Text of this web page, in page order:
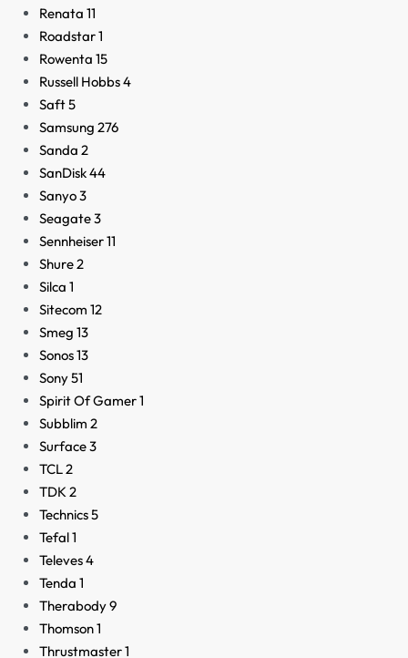
Renata 11
Roadstar1
Rowenta 15
Russell Hobbs4
Saft5
Samsung 276
Sanda 2
SanDisk44
Sanyo3
Seagate3
Sennheiser11
Shure2
Silca 1
Sitecom 12
Smeg 13
Sonos13
Sony51
Spirit Of Gamer1
Subblim 2
Surface3
TCL2
TDK 2
Technics5
Tefal1
Televes4
Tenda 1
Therabody9
Thomson1
Thrustmaster1